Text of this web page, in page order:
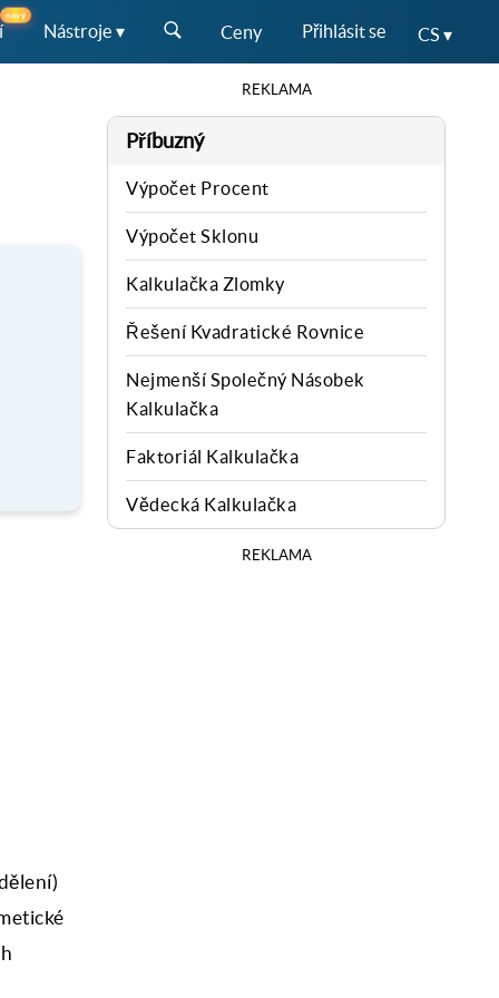
nový
Nástroje ▾ Ceny Přihlásit se CS ▾
REKLAMA
Příbuzný
Výpočet Procent
Výpočet Sklonu
Kalkulačka Zlomky
Řešení Kvadratické Rovnice
Nejmenší Společný Násobek
Kalkulačka
Faktoriál Kalkulačka
Vědecká Kalkulačka
REKLAMA